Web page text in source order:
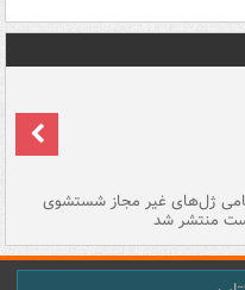
ژل‌های غیر مجاز شستشوی
منتشر شد